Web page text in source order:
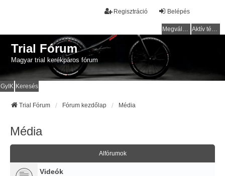
Belépés
Regisztráció
Megválaszolatlan témák Aktív témák
Trial Fórum
Magyar trial kerékpáros fórum
GyIK Keresés
Trial Fórum Fórum kezdőlap Média
Média
Alfórumok
Videók